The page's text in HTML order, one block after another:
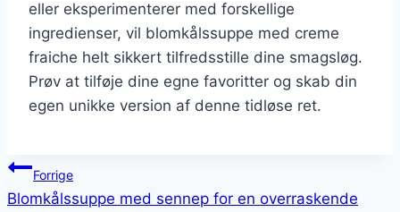
eller eksperimenterer med forskellige
ingredienser, vil blomkålssuppe med creme
fraiche helt sikkert tilfredsstille dine smagsløg.
Prøv at tilføje dine egne favoritter og skab din
egen unikke version af denne tidløse ret.
Indlægsnavigation
Forrige
Blomkålssuppe med sennep for en overraskende